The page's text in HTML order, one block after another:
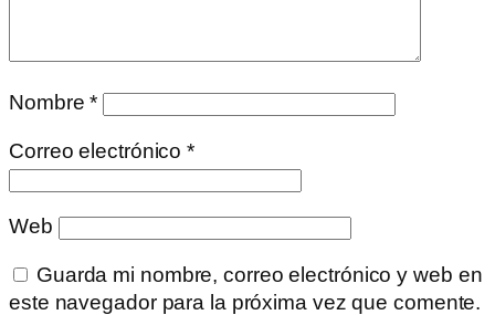
Nombre*
Correo electrónico*
Web
Guarda mi nombre, correo electrónico y web en
este navegador para la próxima vez que comente.